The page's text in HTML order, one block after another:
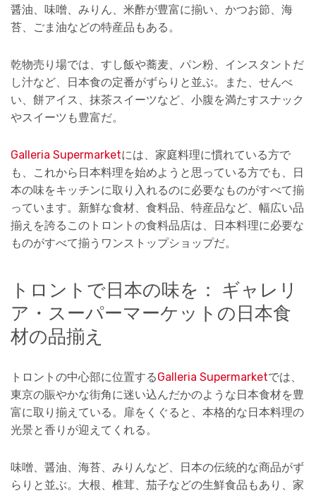
醤油、味噌、みりん、米酢が豊富に揃い、かつお節、海
苔、ごま油などの特産品もある。
乾物売り場では、すし飯や蕎麦、パン粉、インスタントだ
し汁など、日本食の定番がずらりと並ぶ。また、せんべ
い、餅アイス、抹茶スイーツなど、小腹を満たすスナック
やスイーツも豊富だ。
Galleria Supermarketには、家庭料理に慣れている方で
も、これから日本料理を始めようと思っている方でも、日
本の味をキッチンに取り入れるのに必要なものがすべて揃
っています。新鮮な食材、食料品、特産品など、幅広い品
揃えを誇るこのトロントの食料品店は、日本料理に必要な
ものがすべて揃うワンストップショップだ。
トロントで日本の味を： ギャレリ
ア・スーパーマーケットの日本食
材の品揃え
トロントの中心部に位置するGalleria Supermarketでは、
東京の賑やかな街角に迷い込んだかのような日本食材を豊
富に取り揃えている。扉をくぐると、本格的な日本料理の
光景と香りが迎えてくれる。
味噌、醤油、海苔、みりんなど、日本の伝統的な商品がず
らりと並ぶ。大根、椎茸、茄子などの生鮮食品もあり、家